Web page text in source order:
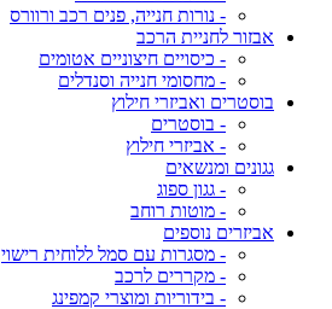
- נורות חנייה, פנים רכב ורוורס
אבזור לחניית הרכב
- כיסויים חיצוניים אטומים
- מחסומי חנייה וסנדלים
בוסטרים ואביזרי חילוץ
- בוסטרים
- אביזרי חילוץ
גגונים ומנשאים
- גגון ספוג
- מוטות רוחב
אביזרים נוספים
- מסגרות עם סמל ללוחית רישוי
- מקררים לרכב
- בידוריות ומוצרי קמפינג